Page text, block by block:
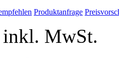
Produktanfrage
MwSt.